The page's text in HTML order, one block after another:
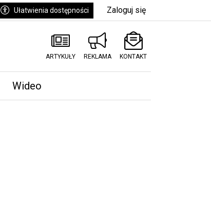
Ułatwienia dostępności Zaloguj się
ARTYKUŁY REKLAMA KONTAKT
Wideo